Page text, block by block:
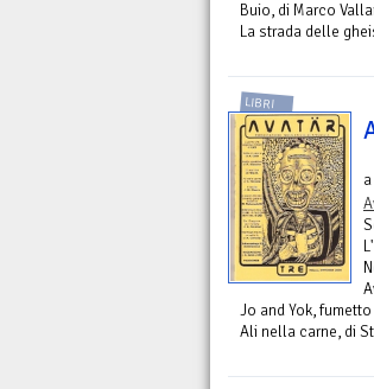
Buio, di Marco
La strada delle
LIBRI
Jo and Yok, fumetto
Ali nella carne, di